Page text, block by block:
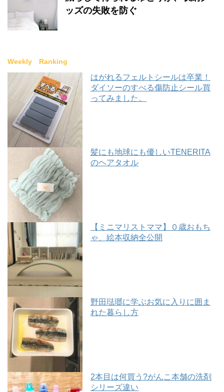
ッズの失敗を防ぐ
Weekly Ranking
はがれるフェルトシールは卒業！
ダイソーのすべる傷防止シール買
ってみました。
髪にも地球にも優しいTENERITA
のヘアタオル
【ミニマリストママ】０歳おもち
ゃ、絵本収納全公開
野田琺瑯に学ぶお気に入りに囲ま
れた暮らし方
2本目は何買う?がんこ本舗の洗剤
シリーズ違い